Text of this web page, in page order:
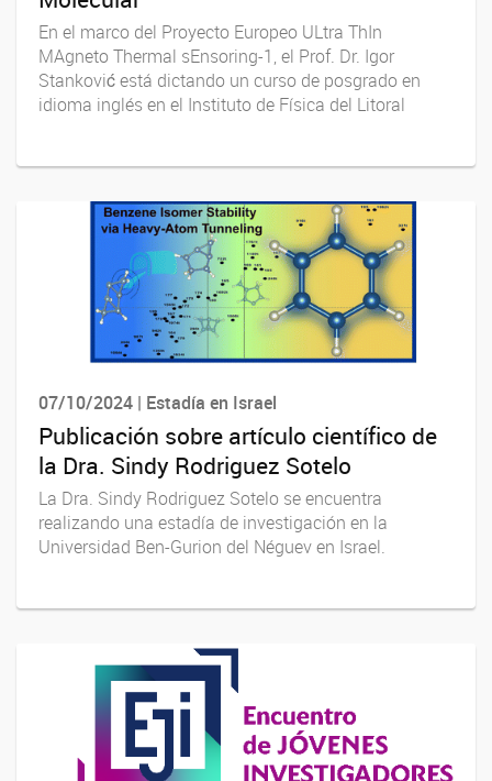
En el marco del Proyecto Europeo ULtra ThIn
MAgneto Thermal sEnsoring-1, el Prof. Dr. Igor
Stanković está dictando un curso de posgrado en
idioma inglés en el Instituto de Física del Litoral
07/10/2024 | Estadía en Israel
Publicación sobre artículo científico de
la Dra. Sindy Rodriguez Sotelo
La Dra. Sindy Rodriguez Sotelo se encuentra
realizando una estadía de investigación en la
Universidad Ben-Gurion del Néguev en Israel.